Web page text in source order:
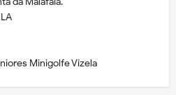
Minigolfe Vizela